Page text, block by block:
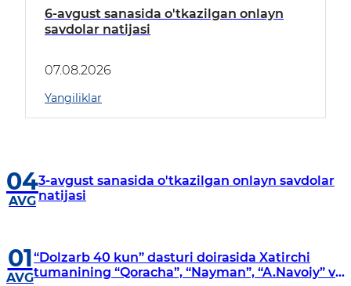
6-avgust sanasida o'tkazilgan onlayn
savdolar natijasi
07.08.2026
Yangiliklar
04
AVG
3-avgust sanasida o'tkazilgan onlayn savdolar
natijasi
01
AVG
“Dolzarb 40 kun” dasturi doirasida Xatirchi
tumanining “Qoracha”, “Nayman”, “A.Navoiy” va